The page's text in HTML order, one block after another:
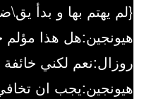
{لم يهتم بها و بدأ
هيونجين:هل هذا مؤلم
روزال:نعم لكني
هيونجين:يجب ان